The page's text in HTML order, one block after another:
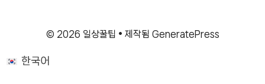
© 2026 일상꿀팁 • 제작됨 GeneratePress
한국어